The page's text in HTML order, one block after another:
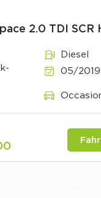
2.0 TDI SCR
Diesel
05/2019